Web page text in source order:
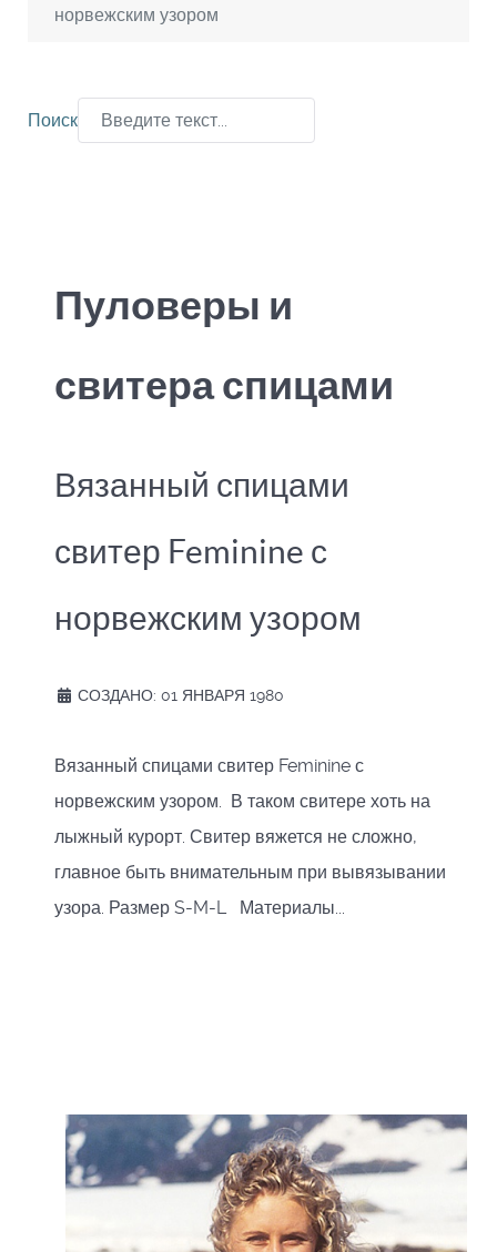
норвежским узором
Поиск
Пуловеры и
свитера спицами
Вязанный спицами
свитер Feminine с
норвежским узором
СОЗДАНО: 01 ЯНВАРЯ 1980
Вязанный спицами свитер Feminine с
норвежским узором. В таком свитере хоть на
лыжный курорт. Свитер вяжется не сложно,
главное быть внимательным при вывязывании
узора. Размер S-M-L Материалы...